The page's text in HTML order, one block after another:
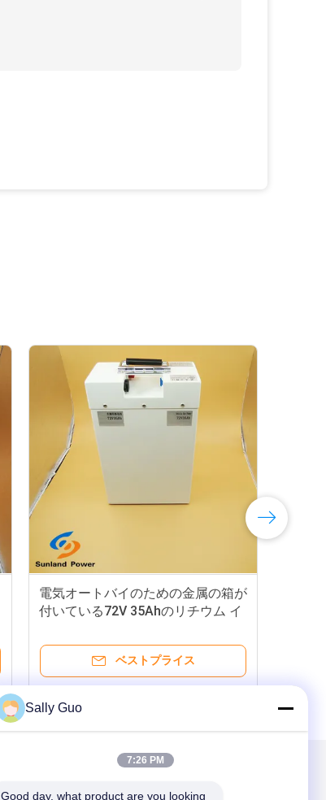
低い内部の抵抗TACの電気バイク電
池のパックのリチウム鉄の隣酸塩電
ベストプライス
Sally Guo
7:26 PM
Good day, what product are you looking